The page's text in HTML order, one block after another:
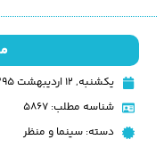
یکشنبه, ۱۲ اردیبهشت ۱۳۹۵
شناسه مطلب: 5867
دسته: سینما و منظر